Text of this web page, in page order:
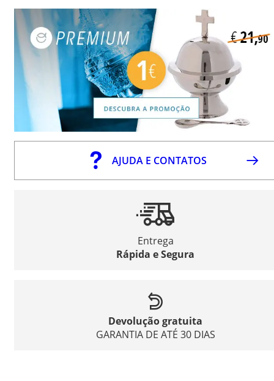
AJUDA E CONTATOS
Entrega
Rápida e Segura
Devolução gratuita
GARANTIA DE ATÉ 30 DIAS